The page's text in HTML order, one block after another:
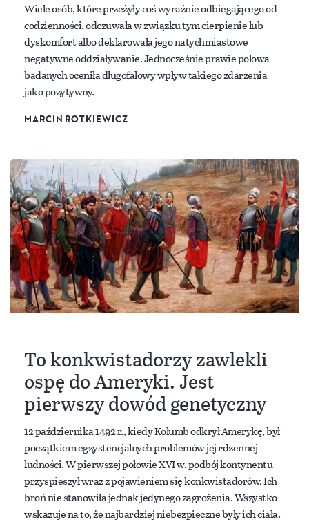
Wiele osób, które przeżyły coś wyraźnie odbiegającego od
codzienności, odczuwała w związku tym cierpienie lub
dyskomfort albo deklarowała jego natychmiastowe
negatywne oddziaływanie. Jednocześnie prawie polowa
badanych oceniła długofalowy wpływ takiego zdarzenia
jako pozytywny.
MARCIN ROTKIEWICZ
To konkwistadorzy zawlekli
ospę do Ameryki. Jest
pierwszy dowód genetyczny
12 października 1492 r., kiedy Kolumb odkrył Amerykę, był
początkiem egzystencjalnych problemów jej rdzennej
ludności. W pierwszej połowie XVI w. podbój kontynentu
przyspieszył wraz z pojawieniem się konkwistadorów. Ich
broń nie stanowiła jednak jedynego zagrożenia. Wszystko
wskazuje na to, że najbardziej niebezpieczne były ich ciała.